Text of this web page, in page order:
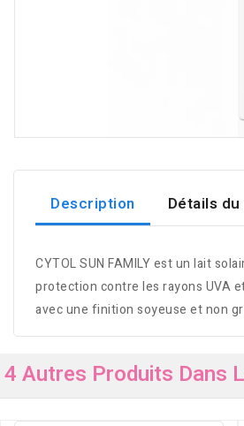
Description Détails
CYTOL SUN FAMILY est un lait
protection contre les rayons UVA
avec une finition soyeuse et non
4 Autres Produits Dans